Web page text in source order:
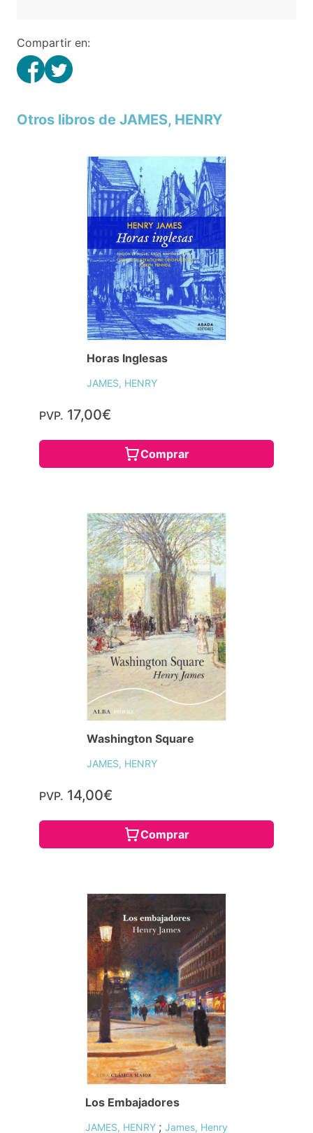
Compartir en:
Otros libros de JAMES, HENRY
Horas Inglesas
JAMES, HENRY
PVP. 17,00€
Comprar
Washington Square
JAMES, HENRY
PVP. 14,00€
Comprar
Los Embajadores
JAMES, HENRY ; James, Henry